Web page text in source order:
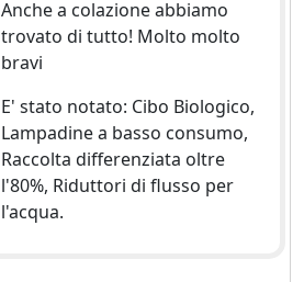
Anche a colazione abbiamo
trovato di tutto! Molto molto
bravi
E' stato notato: Cibo Biologico,
Lampadine a basso consumo,
Raccolta differenziata oltre
l'80%, Riduttori di flusso per
l'acqua.